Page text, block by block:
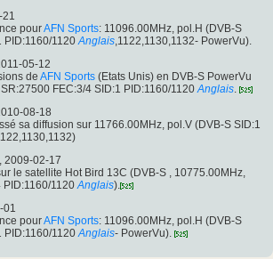
21
pourAFN Sports: 11096.00MHz, pol.H (DVB-S
PID:1160/1120 Anglais,1122,1130,1132- PowerVu).
05-12
de AFN Sports (Etats Unis) en DVB-S PowerVu
FEC:3/4 SID:1 PID:1160/1120 Anglais.
08-18
sa diffusion sur 11766.00MHz, pol.V (DVB-S SID:1
, 2009-02-17
le satellite Hot Bird 13C (DVB-S , 10775.00MHz,
1120 Anglais).
01
pourAFN Sports: 11096.00MHz, pol.H (DVB-S
PID:1160/1120 Anglais- PowerVu).